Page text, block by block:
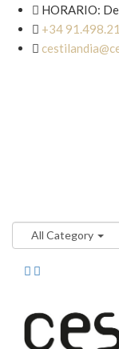
 HORARIO:
 +34

All Category